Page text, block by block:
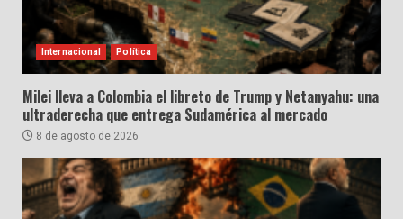
Internacional Política
Milei lleva a Colombia el libreto de Trump y Netanyahu: una
ultraderecha que entrega Sudamérica al mercado
8 de agosto de 2026